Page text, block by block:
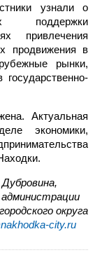
узнали о
поддержки
привлечения
продвижения в
рынки,
Актуальная
экономики,
,Наталья Дубровина
округа
city.ru